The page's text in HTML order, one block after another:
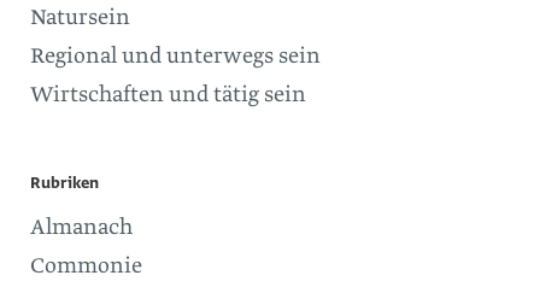
Natursein
Regional und unterwegs sein
Wirtschaften und tätig sein
Rubriken
Almanach
Commonie